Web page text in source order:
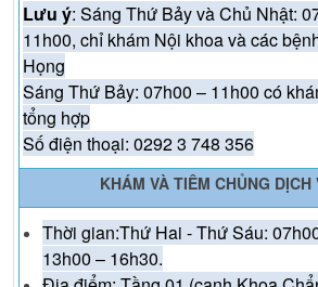
Lưu ý: Sáng Thứ Bảy và Chủ Nhật:
11h00, chỉ khám Nội khoa và các
Họng
Sáng Thứ Bảy: 07h00 – 11h00 có
tổng hợp
Số điện thoại: 0292 3 748 356
KHÁM VÀ TIÊM CHỦNG DỊCH
Thời gian:Thứ Hai - Thứ Sáu:
13h00 – 16h30.